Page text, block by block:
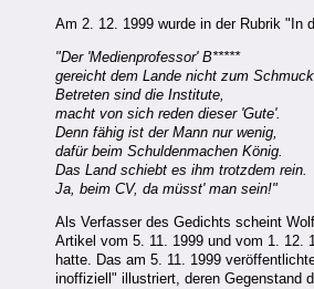
Am 2. 12. 1999 wurde in der Rubrik "In
"Der 'Medienprofessor' B*****
gereicht dem Lande nicht zum
Betreten sind die Institute,
macht von sich reden dieser 'Gute'.
Denn fähig ist der Mann nur wenig,
dafür beim Schuldenmachen König.
Das Land schiebt es ihm trotzdem rein.
Ja, beim CV, da müsst' man sein!"
Als Verfasser des Gedichts scheint
Artikel vom 5. 11. 1999 und vom 1. 12.
hatte. Das am 5. 11. 1999
inoffiziell" illustriert, deren Gegenstand